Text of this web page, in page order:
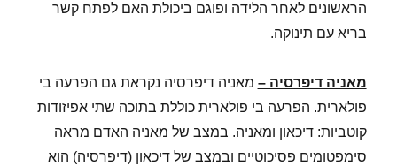
הראשונים לאחר הלידה ופוגם ביכולת האם לפתח קשר
בריא עם תינוקה.
מאניה דיפרסיה – מאניה דיפרסיה נקראת גם הפרעה בי
פולארית. הפרעה בי פולארית כוללת בתוכה שתי אפיזודות
קוטביות: דיכאון ומאניה. במצב של מאניה האדם מראה
סימפטומים פסיכוטיים ובמצב של דיכאון (דיפרסיה) הוא